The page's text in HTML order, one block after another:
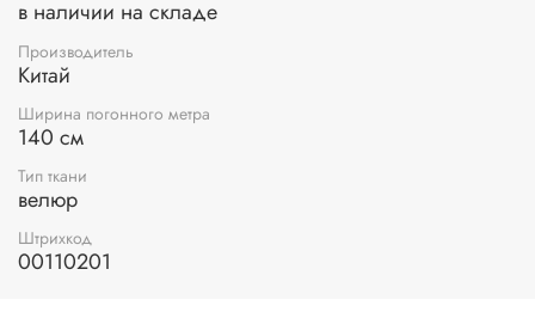
в наличии на складе
Производитель
Китай
Ширина погонного метра
140 см
Тип ткани
велюр
Штрихкод
00110201